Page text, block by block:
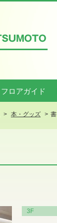
フロアガイド
本・グッズ
3F